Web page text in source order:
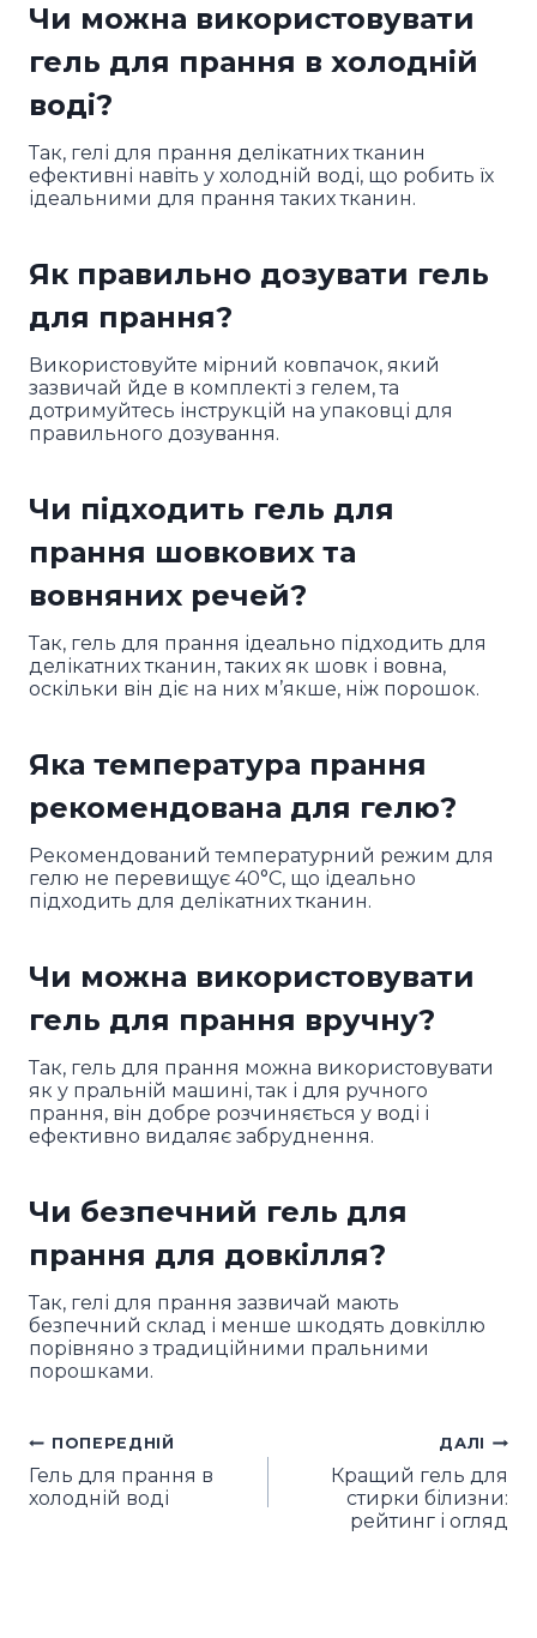
Чи можна використовувати
гель для прання в холодній
воді?
Так, гелі для прання делікатних тканин
ефективні навіть у холодній воді, що робить їх
ідеальними для прання таких тканин.
Як правильно дозувати гель
для прання?
Використовуйте мірний ковпачок, який
зазвичай йде в комплекті з гелем, та
дотримуйтесь інструкцій на упаковці для
правильного дозування.
Чи підходить гель для
прання шовкових та
вовняних речей?
Так, гель для прання ідеально підходить для
делікатних тканин, таких як шовк і вовна,
оскільки він діє на них м’якше, ніж порошок.
Яка температура прання
рекомендована для гелю?
Рекомендований температурний режим для
гелю не перевищує 40°C, що ідеально
підходить для делікатних тканин.
Чи можна використовувати
гель для прання вручну?
Так, гель для прання можна використовувати
як у пральній машині, так і для ручного
прання, він добре розчиняється у воді і
ефективно видаляє забруднення.
Чи безпечний гель для
прання для довкілля?
Так, гелі для прання зазвичай мають
безпечний склад і менше шкодять довкіллю
порівняно з традиційними пральними
порошками.
Навігація
записів
ПОПЕРЕДНІЙ
Гель для прання в
холодній воді
ДАЛІ
Кращий гель для
стирки білизни:
рейтинг і огляд